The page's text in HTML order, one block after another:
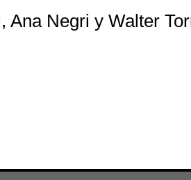
Ana Negri y Walter